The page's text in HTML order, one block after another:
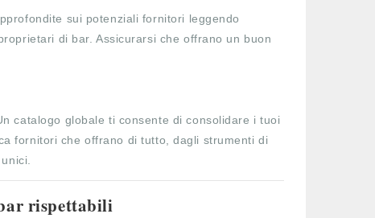
sui potenziali fornitori leggendo
di bar. Assicurarsi che offrano un buon
catalogo globale ti consente di consolidare i tuoi
fornitori che offrano di tutto, dagli strumenti di
rispettabili